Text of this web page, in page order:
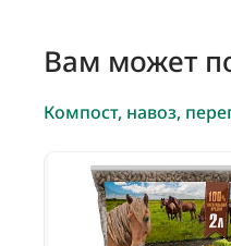
Вам может
Компост, навоз,